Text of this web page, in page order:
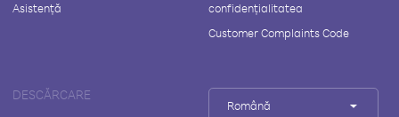
Asistență
confidențialitatea
Customer Complaints Code
DESCĂRCARE
Română